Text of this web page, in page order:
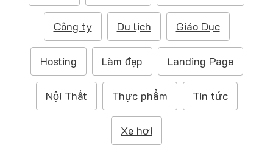
u
i
ế
m
Công ty Du lịch Giáo Dục
Hosting Làm đẹp Landing Page
Nội Thất Thực phẩm Tin tức
Xe hơi